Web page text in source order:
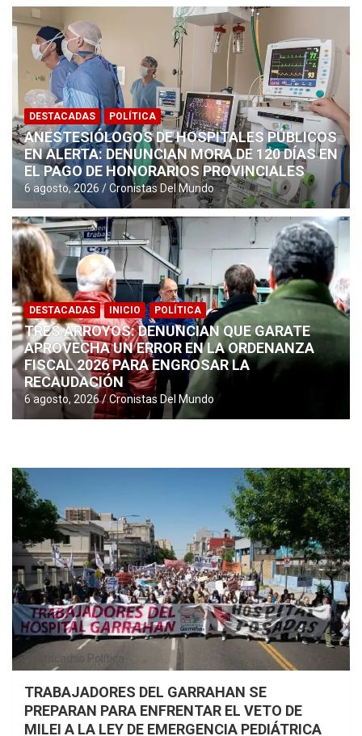
DESTACADAS POLÍTICA
ANESTESIÓLOGOS DE HOSPITALES PÚBLICOS
EN ALERTA: DENUNCIAN MORA DE 120 DÍAS EN
EL PAGO DE HONORARIOS PROVINCIALES
6 agosto, 2026 Cronistas Del Mundo
DESTACADAS INICIO POLÍTICA
TRES ARROYOS: DENUNCIAN QUE GARATE
APROVECHA UN ERROR EN LA ORDENANZA
FISCAL 2026 PARA ENGROSAR LA
RECAUDACIÓN
6 agosto, 2026 Cronistas Del Mundo
Destacadas Política
TRABAJADORES DEL GARRAHAN SE
PREPARAN PARA ENFRENTAR EL VETO DE
MILEI A LA LEY DE EMERGENCIA PEDIÁTRICA